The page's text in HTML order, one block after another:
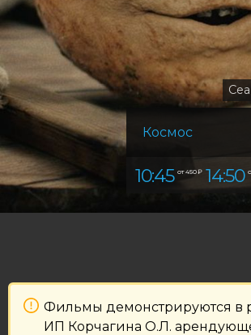
Космос
10:45 от 450 ₽ 14:50
Фильмы демонстрируются в
ИП Корчагина О.Л.